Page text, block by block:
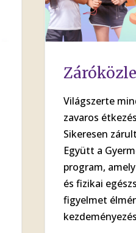
Világszerte
zavaros
Sikeresen
Együtt a
program,
és fizikai
figyelmet